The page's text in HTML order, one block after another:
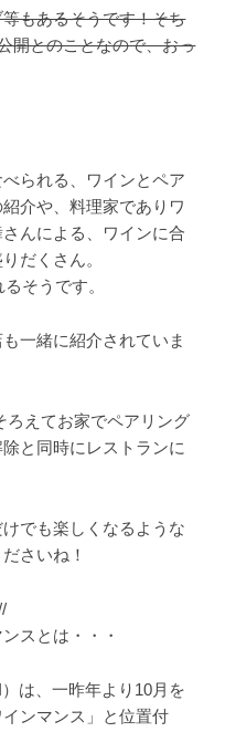
もあるそうです！そち
開とのことなので、おっ
られる、ワインとペア
介や、料理家でありワ
んによる、ワインに合
だくさん。
そうです。
一緒に紹介されていま
ろえてお家でペアリング
と同時にレストランに
でも楽しくなるような
さいね！
スとは・・・
は、一昨年より10月を
ンマンス」と位置付